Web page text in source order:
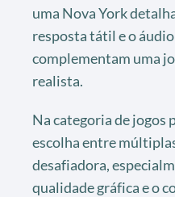
uma Nova York
resposta tátil e o
complementam uma
realista.
Na categoria de jogos
escolha entre
desafiadora,
qualidade gráfica e o